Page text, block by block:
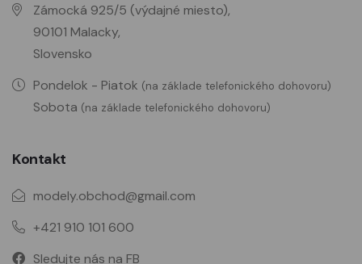
Zámocká 925/5 (výdajné miesto),
90101 Malacky,
Slovensko
Pondelok - Piatok (na základe telefonického dohovoru)
Sobota (na základe telefonického dohovoru)
Kontakt
modely.obchod@gmail.com
+421 910 101 600
Sledujte nás na FB